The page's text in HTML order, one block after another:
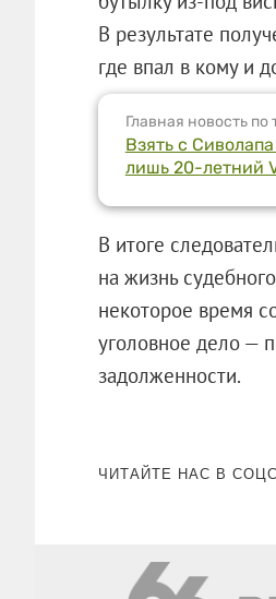
В результате
где впал в кому и
Главная новость по
Взять с
лишь 20-летний
В итоге
на жизнь
некоторое время
уголовное дело —
ЧИТАЙТЕ НАС В